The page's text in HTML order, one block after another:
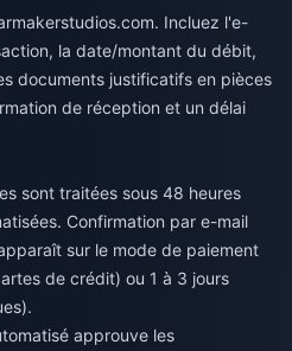
. Incluez l'e-
la date/montant du débit,
documents justificatifs en pièces
de réception et un délai
sont traitées sous 48 heures
Confirmation par e-mail
sur le mode de paiement
de crédit) ou 1 à 3 jours
approuve les